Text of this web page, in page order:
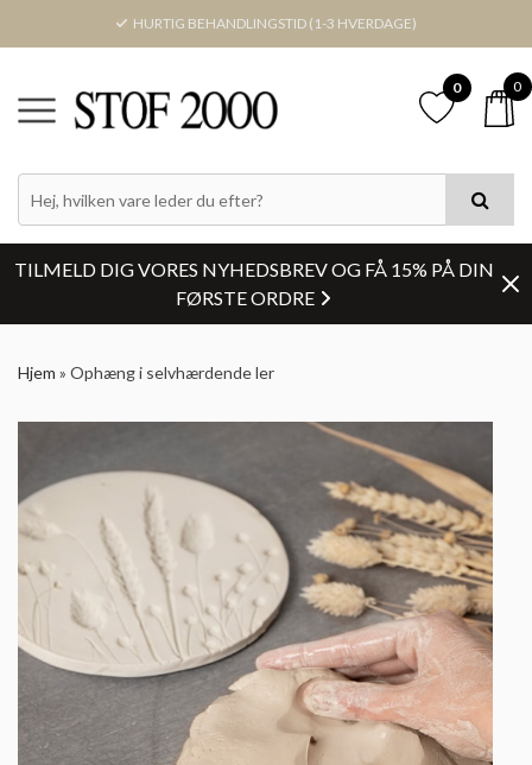
HURTIG BEHANDLINGSTID (1-3 HVERDAGE)
0 0
TILMELD DIG VORES NYHEDSBREV OG FÅ 15% PÅ DIN
FØRSTE ORDRE
Hjem » Ophæng i selvhærdende ler